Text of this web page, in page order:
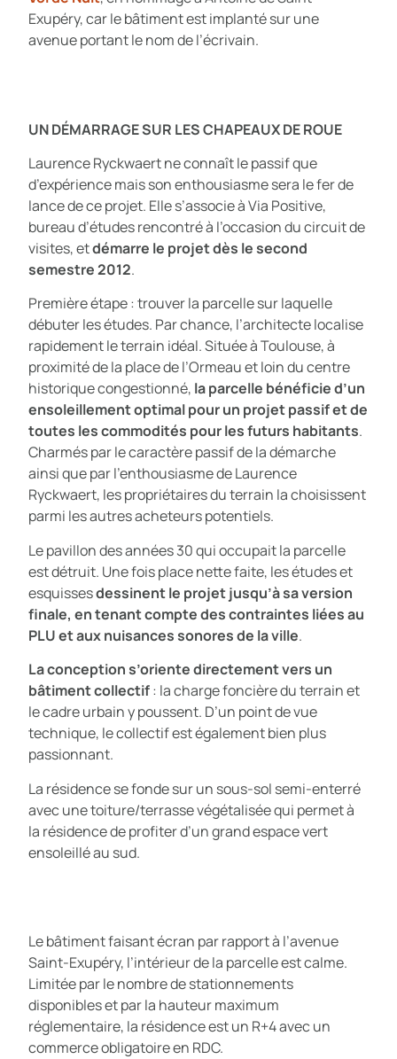
Exupéry, car le bâtiment est implanté sur une
avenue portant le nom de l’écrivain.
UN DÉMARRAGE SUR LES CHAPEAUX DE ROUE
Laurence Ryckwaert ne connaît le passif que
d’expérience mais son enthousiasme sera le fer de
lance de ce projet. Elle s’associe à Via Positive,
bureau d’études rencontré à l’occasion du circuit de
visites, etdémarre le projet dès le second
semestre 2012.
Première étape : trouver la parcelle sur laquelle
débuter les études. Par chance, l’architecte localise
rapidement le terrain idéal. Située à Toulouse, à
proximité de la place de l’Ormeau et loin du centre
historique congestionné, la parcelle bénéficie d’un
ensoleillement optimal pour un projet passif et de
toutes les commodités pour les futurs habitants.
Charmés par le caractère passif de la démarche
ainsi que par l’enthousiasme de Laurence
Ryckwaert, les propriétaires du terrain la choisissent
parmi les autres acheteurs potentiels.
Le pavillon des années 30 qui occupait la parcelle
est détruit. Une fois place nette faite, les études et
esquissesdessinent le projet jusqu’à sa version
finale, en tenant compte des contraintes liées au
PLU et aux nuisances sonores de la ville.
La conception s’oriente directement vers un
bâtiment collectif: la charge foncière du terrain et
le cadre urbain y poussent. D’un point de vue
technique, le collectif est également bien plus
passionnant.
La résidence se fonde sur un sous-sol semi-enterré
avec une toiture/terrasse végétalisée qui permet à
la résidence de profiter d’un grand espace vert
ensoleillé au sud.
Le bâtiment faisant écran par rapport à l’avenue
Saint-Exupéry, l’intérieur de la parcelle est calme.
Limitée par le nombre de stationnements
disponibles et par la hauteur maximum
réglementaire, la résidence est un R+4 avec un
commerce obligatoire en RDC.